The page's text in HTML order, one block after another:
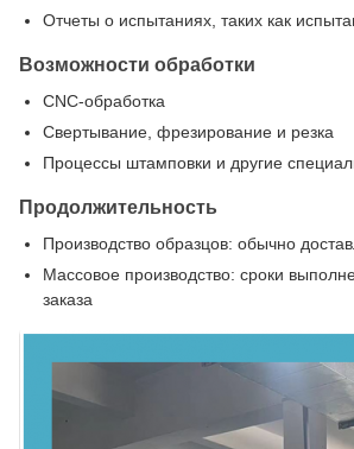
Отчеты о испытаниях, таких как
Возможности обработки
CNC-обработка
Свертывание, фрезирование и резка
Процессы штамповки и другие
Продолжительность
Производство образцов: обычно
Массовое производство: сроки
заказа